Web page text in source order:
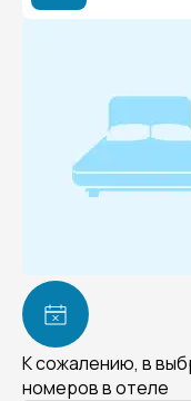
К сожалению, в
номеров в отеле